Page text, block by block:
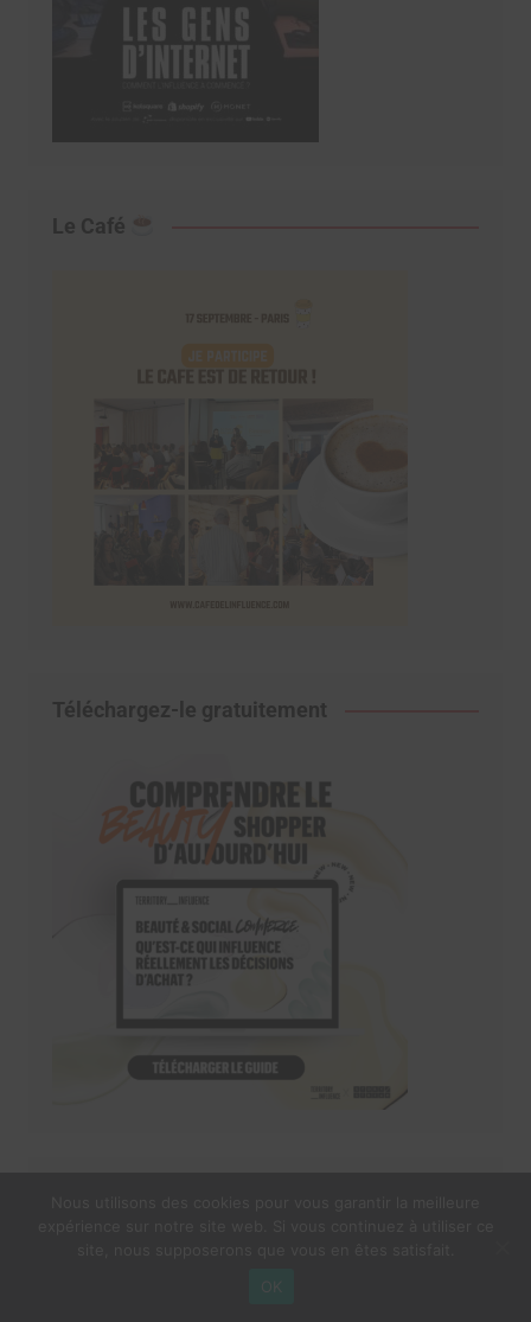
Le Café
Téléchargez-le gratuitement
OK